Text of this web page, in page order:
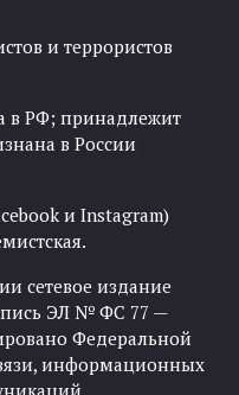
и террористов
в РФ; принадлежит
в России
и Instagram)
сетевое издание
ЭЛ № ФС 77 —
Федеральной
информационных